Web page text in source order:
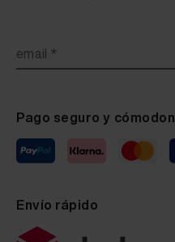
email *
Pago seguro y cómodon
Envío rápido